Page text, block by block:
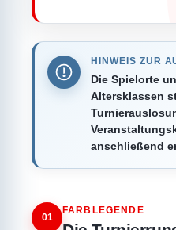
HINWEIS ZUR
Die Spielorte
Altersklassen
anschließend
01
FARBLEGENDE